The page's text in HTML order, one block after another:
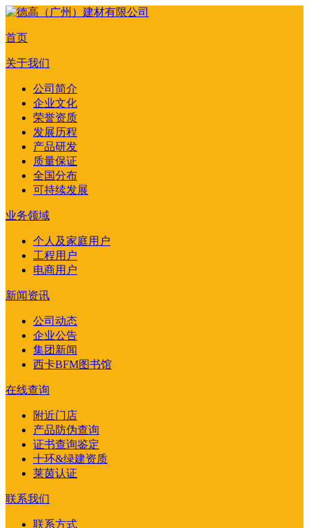
首页
关于我们
公司简介
企业文化
荣誉资质
发展历程
产品研发
质量保证
全国分布
可持续发展
业务领域
个人及家庭用户
工程用户
电商用户
新闻资讯
公司动态
企业公告
集团新闻
西卡BFM图书馆
在线查询
附近门店
产品防伪查询
证书查询鉴定
十环&绿建资质
莱茵认证
联系我们
联系方式